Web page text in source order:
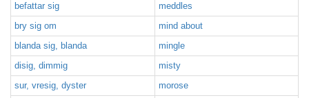
befattar sig
meddles
bry sig om
mind about
blanda sig, blanda
mingle
disig, dimmig
misty
sur, vresig, dyster
morose